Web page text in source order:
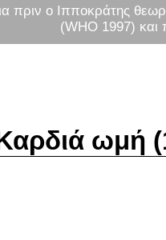
πριν ο Ιπποκράτης
(WHO 1997) και
ωμή